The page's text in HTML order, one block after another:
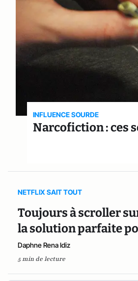
INFLUENCE SOURDE
Narcofiction : ces
NETFLIX SAIT TOUT
Toujours à scroller
la solution parfaite
Daphne Rena Idiz
5 min de lecture